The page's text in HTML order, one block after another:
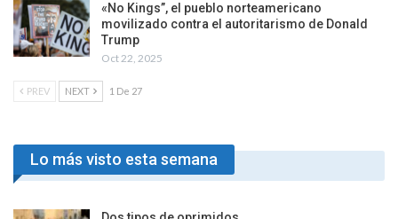
«No Kings”, el pueblo norteamericano
movilizado contra el autoritarismo de Donald
Trump
Oct 22, 2025
PREV NEXT 1 De 27
Lo más visto esta semana